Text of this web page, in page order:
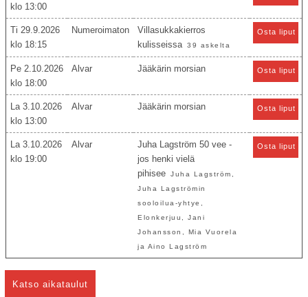
13:00
Ti 29.9.2026
18:15
Numeroimaton
Villasukkakierros
kulisseissa
39 askelta
Osta liput
Pe 2.10.2026
18:00
Alvar Jääkärin morsian Osta liput
La 3.10.2026
13:00
Alvar Jääkärin morsian Osta liput
La 3.10.2026
19:00
Alvar
Juha Lagström 50 vee -
jos henki vielä
pihisee
Juha Lagström,
Juha Lagströmin
sooloilua-yhtye,
Elonkerjuu, Jani
Johansson, Mia Vuorela
ja Aino Lagström
Osta liput
Katso aikataulut